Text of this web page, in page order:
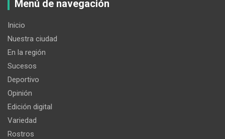
Menú de navegación
Inicio
Nuestra ciudad
En la región
Sucesos
Deportivo
Opinión
Edición digital
Variedad
Rostros